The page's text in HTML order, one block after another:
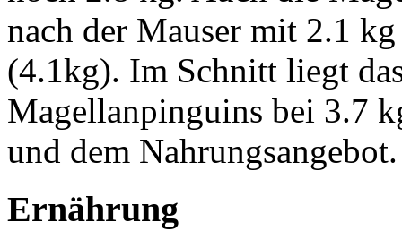
nach der Mauser mit 2.1
(4.1kg). Im Schnitt liegt
Magellanpinguins bei 3.7
und dem Nahrungsangebot.
Ernährung